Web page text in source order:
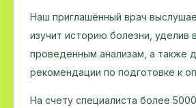
Наш приглашённый врач
изучит историю болезни, уделив
проведенным анализам, а также
рекомендации по подготовке к
На счету специалиста более